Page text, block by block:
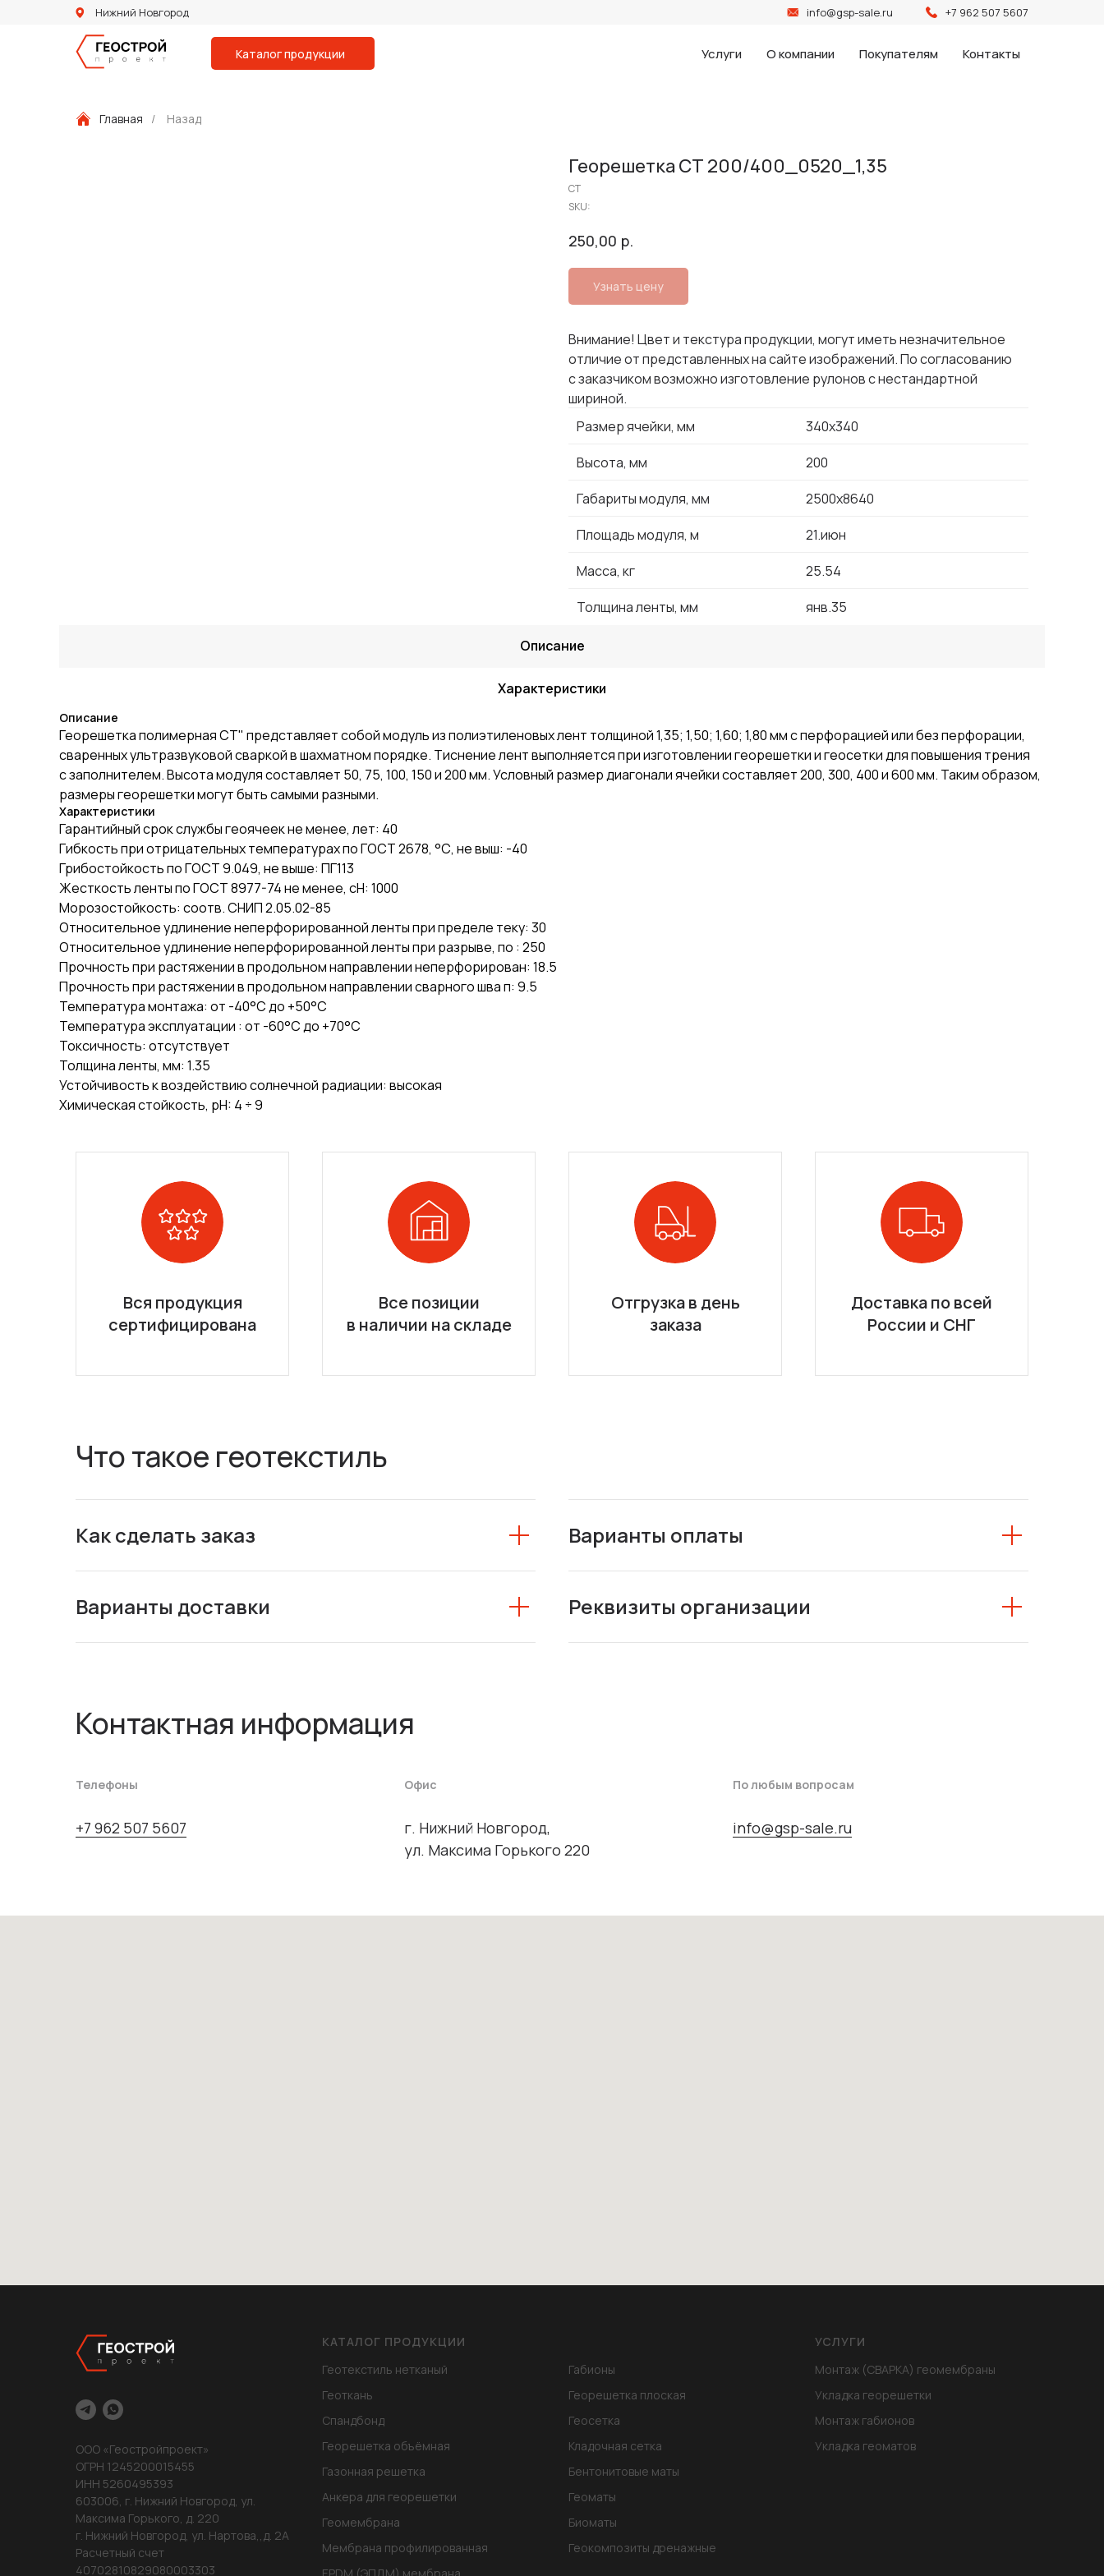
Нижний Новгород info@gsp-sale.ru +7 962 507 5607
Услуги О компании Покупателям Контакты
Каталог продукции
Главная / Назад
Георешетка СТ 200/400_0520_1,35
СТ
SKU:
250,00 р.
Узнать цену
Внимание! Цвет и текстура продукции, могут иметь незначительное
отличие от представленных на сайте изображений. По согласованию
с заказчиком возможно изготовление рулонов с нестандартной
шириной.
Размер ячейки, мм
340х340
Высота, мм
200
Габариты модуля, мм
2500х8640
Площадь модуля, м
21.июн
Масса, кг
25.54
Толщина ленты, мм
янв.35
Описание
Характеристики
Описание
Георешетка полимерная СТ" представляет собой модуль из полиэтиленовых лент толщиной 1,35; 1,50; 1,60; 1,80 мм с перфорацией или без перфорации,
сваренных ультразвуковой сваркой в шахматном порядке. Тиснение лент выполняется при изготовлении георешетки и геосетки для повышения трения
с заполнителем. Высота модуля составляет 50, 75, 100, 150 и 200 мм. Условный размер диагонали ячейки составляет 200, 300, 400 и 600 мм. Таким образом,
размеры георешетки могут быть самыми разными.
Характеристики
Гарантийный срок службы геоячеек не менее, лет: 40
Гибкость при отрицательных температурах по ГОСТ 2678, °С, не выш: -40
Грибостойкость по ГОСТ 9.049, не выше: ПГ113
Жесткость ленты по ГОСТ 8977-74 не менее, сН: 1000
Морозостойкость: соотв. СНИП 2.05.02-85
Относительное удлинение неперфорированной ленты при пределе теку: 30
Относительное удлинение неперфорированной ленты при разрыве, по : 250
Прочность при растяжении в продольном направлении неперфорирован: 18.5
Прочность при растяжении в продольном направлении сварного шва п: 9.5
Температура монтажа: от -40°С до +50°С
Температура эксплуатации : от -60°С до +70°С
Токсичность: отсутствует
Толщина ленты, мм: 1.35
Устойчивость к воздействию солнечной радиации: высокая
Химическая стойкость, pH: 4 ÷ 9
Вся продукция
сертифицирована
Все позиции
в наличии на складе
Отгрузка в день
заказа
Доставка по всей
России и СНГ
Что такое геотекстиль
Как сделать заказ Варианты оплаты
Варианты доставки Реквизиты организации
Контактная информация
Телефоны
+7 962 507 5607
Офис
г. Нижний Новгород,
ул. Максима Горького 220
По любым вопросам
info@gsp-sale.ru
ООО «Геостройпроект»
ОГРН 1245200015455
ИНН 5260495393
603006, г. Нижний Новгород, ул.
Максима Горького, д. 220
г. Нижний Новгород, ул. Нартова,,д. 2А
Расчетный счет
40702810829080003303
КАТАЛОГ ПРОДУКЦИИ
Геотекстиль нетканый
Геоткань
Спандбонд
Георешетка объёмная
Газонная решетка
Анкера для георешетки
Геомембрана
Мембрана профилированная
EPDM (ЭПДМ) мембрана
Габионы
Георешетка плоская
Геосетка
Кладочная сетка
Бентонитовые маты
Геоматы
Биоматы
Геокомпозиты дренажные
УСЛУГИ
Монтаж (СВАРКА) геомембраны
Укладка георешетки
Монтаж габионов
Укладка геоматов